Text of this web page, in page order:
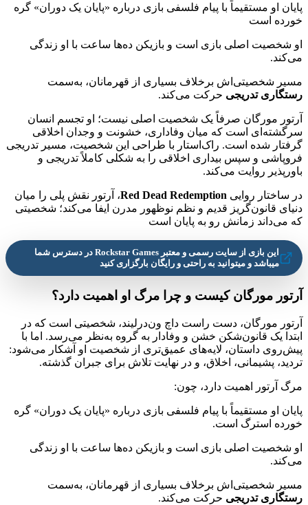
پایان او مستقیماً با پیام فلسفی بازی درباره «پایان یک دوران» گره
خورده است
او شخصیت اصلی بازی است و بازیکن ده‌ها ساعت با او زندگی
می‌کند.
مسیر شخصیتی‌اش برخلاف بسیاری از قهرمانان، به‌سمت
رستگاری تدریجی حرکت می‌کند.
آرتور مورگان صرفاً یک شخصیت اصلی نیست؛ او تجسم انسان
سرگشته‌ای است که میان وفاداری، خشونت و وجدان اخلاقی
گرفتار شده است. راک‌استار با طراحی این شخصیت، مسیر تدریجی
فروپاشی و سپس بیداری اخلاقی را به شکلی کاملاً تدریجی و
باورپذیر روایت می‌کند.
در ساختار روایی Red Dead Redemption، آرتور نقش پلی را میان
دنیای قانون‌گریز قدیم و نظم نوظهور مدرن ایفا می‌کند؛ شخصیتی
که می‌داند زمانش رو به پایان است
این بازی از سایت رسمی و معتبر Rockstar Games در دسترس شما
میباشد و میتوانید به راحتی و رایگان بارگزاری کنید
آرتور مورگان کیست و چرا مرگ او اهمیت دارد؟
آرتور مورگان، دست راست داچ ون‌درلیند، شخصیتی است که در
ابتدا یک قانون‌شکن خشن و وفادار به گروه به‌نظر می‌رسد. اما با
پیش‌روی داستان، لایه‌های عمیق‌تری از شخصیت او آشکار می‌شود:
تردید، پشیمانی، اخلاق، و در نهایت تلاش برای جبران گذشته.
مرگ آرتور اهمیت دارد، چون:
پایان او مستقیماً با پیام فلسفی بازی درباره «پایان یک دوران» گره
خورده استرگ است.
او شخصیت اصلی بازی است و بازیکن ده‌ها ساعت با او زندگی
می‌کند.
مسیر شخصیتی‌اش برخلاف بسیاری از قهرمانان، به‌سمت
رستگاری تدریجی حرکت می‌کند.